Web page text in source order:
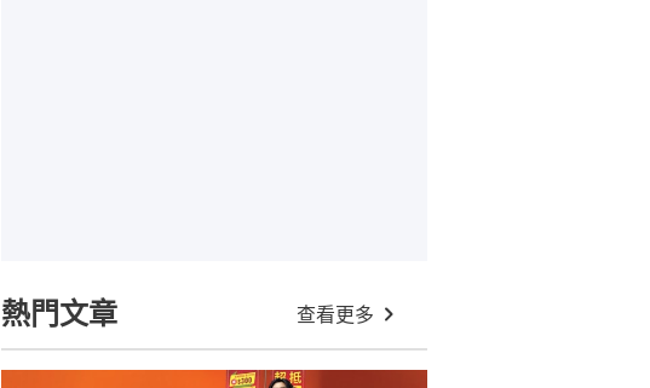
熱門文章 查看更多